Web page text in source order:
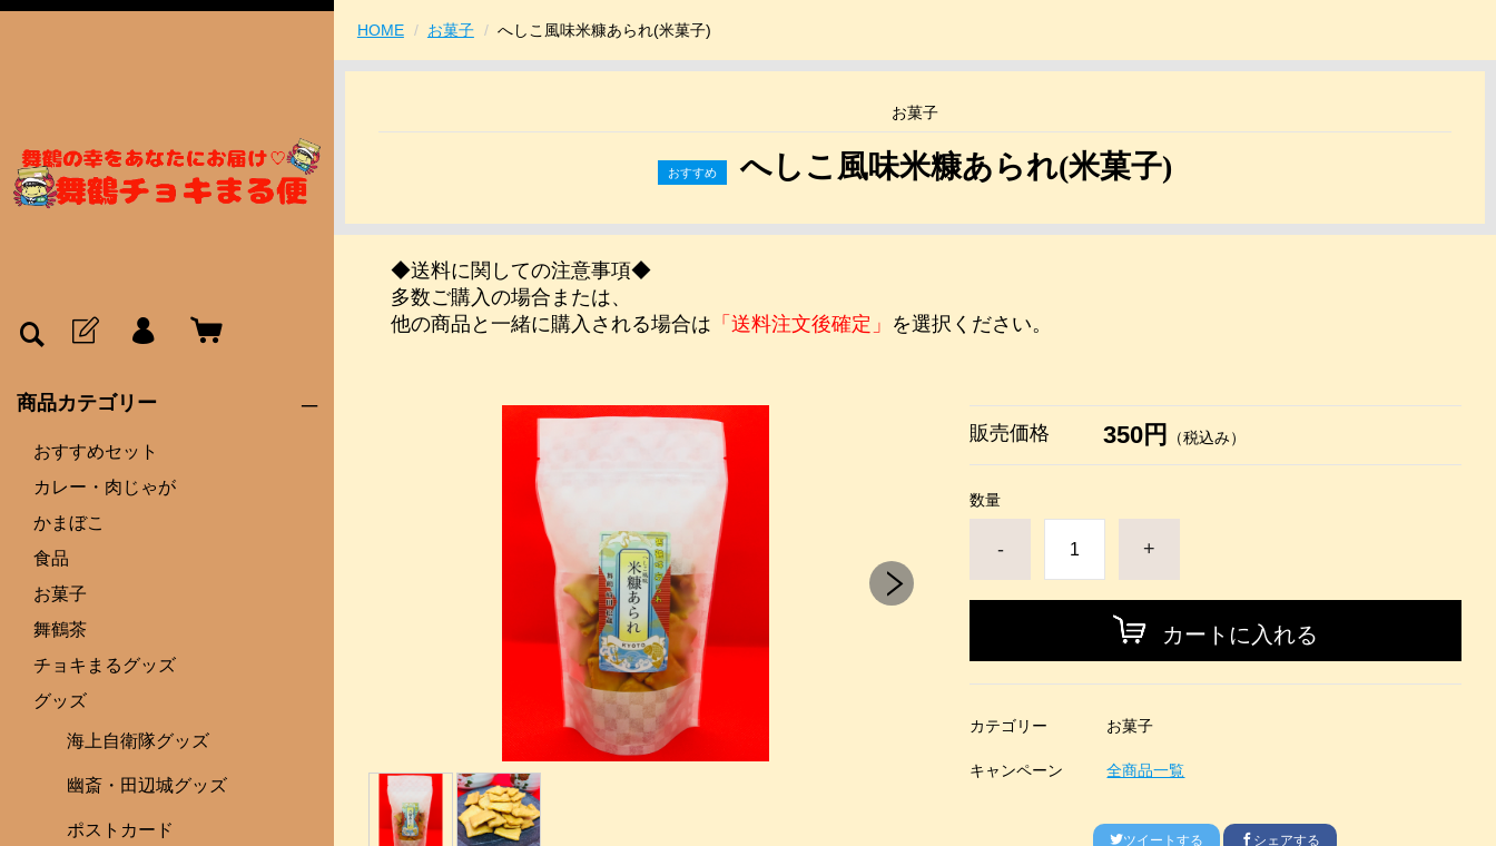
商品カテゴリー
おすすめセット
カレー・肉じゃが
かまぼこ
食品
お菓子
舞鶴茶
チョキまるグッズ
グッズ
海上自衛隊グッズ
幽斎・田辺城グッズ
ポストカード
HOME お菓子 へしこ風味米糠あられ(米菓子)
お菓子
へしこ風味米糠あられ(米菓子)
◆送料に関しての注意事項◆
多数ご購入の場合または、
他の商品と一緒に購入される場合は 「送料注文後確定」 を選択ください。
販売価格 350円 （税込み）
数量
- +
カートに入れる
カテゴリー お菓子
キャンペーン 全商品一覧
ツイートする シェアする